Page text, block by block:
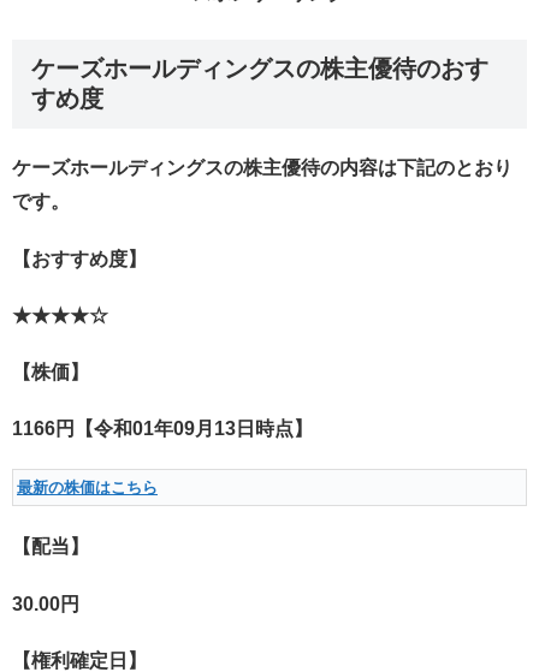
ケーズホールディングスの株主優待のおす
すめ度
ケーズホールディングスの株主優待の内容は下記のとおり
です。
【おすすめ度】
★★★★☆
【株価】
1166円【令和01年09月13日時点】
最新の株価はこちら
【配当】
30.00円
【権利確定日】